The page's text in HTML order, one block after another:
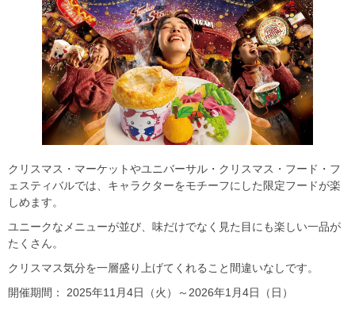
クリスマス・マーケットやユニバーサル・クリスマス・フード・フ
ェスティバルでは、キャラクターをモチーフにした限定フードが楽
しめます。
ユニークなメニューが並び、味だけでなく見た目にも楽しい一品が
たくさん。
クリスマス気分を一層盛り上げてくれること間違いなしです。
開催期間： 2025年11月4日（火）～2026年1月4日（日）